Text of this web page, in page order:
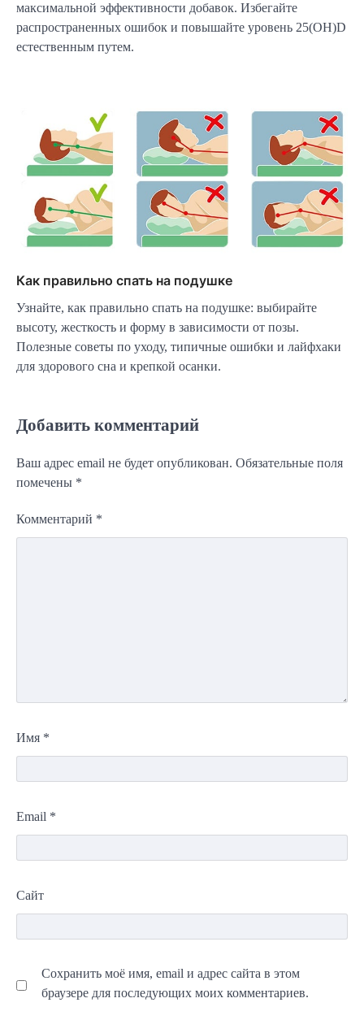
максимальной эффективности добавок. Избегайте
распространенных ошибок и повышайте уровень 25(OH)D
естественным путем.
Как правильно спать на подушке
Узнайте, как правильно спать на подушке: выбирайте
высоту, жесткость и форму в зависимости от позы.
Полезные советы по уходу, типичные ошибки и лайфхаки
для здорового сна и крепкой осанки.
Добавить комментарий
Ваш адрес email не будет опубликован. Обязательные поля
помечены *
Комментарий *
Имя *
Email *
Сайт
Сохранить моё имя, email и адрес сайта в этом
браузере для последующих моих комментариев.